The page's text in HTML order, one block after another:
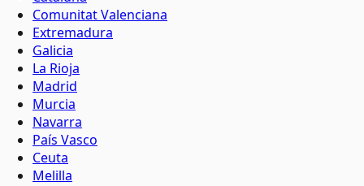
Comunitat Valenciana
Extremadura
Galicia
La Rioja
Madrid
Murcia
Navarra
País Vasco
Ceuta
Melilla